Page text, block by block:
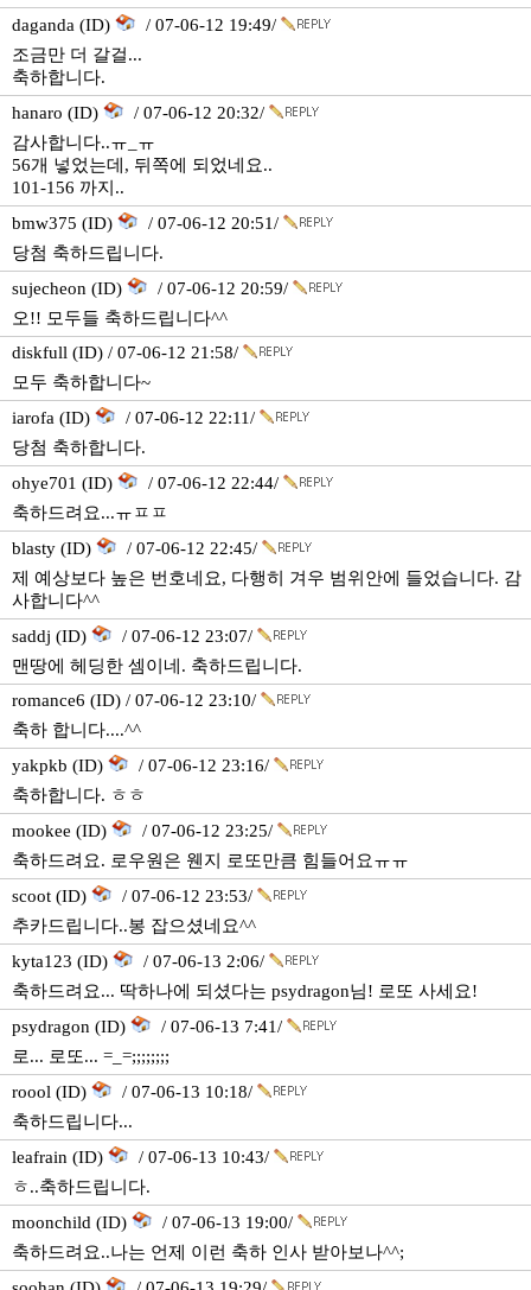
daganda (ID)
/ 07-06-12 19:49/
조금만 더 갈걸...
축하합니다.
hanaro (ID)
/ 07-06-12 20:32/
감사합니다..ㅠ_ㅠ
56개 넣었는데, 뒤쪽에 되었네요..
101-156 까지..
bmw375 (ID)
/ 07-06-12 20:51/
당첨 축하드립니다.
sujecheon (ID)
/ 07-06-12 20:59/
오!! 모두들 축하드립니다^^
diskfull (ID) / 07-06-12 21:58/
모두 축하합니다~
iarofa (ID)
/ 07-06-12 22:11/
당첨 축하합니다.
ohye701 (ID)
/ 07-06-12 22:44/
축하드려요...ㅠㅍㅍ
blasty (ID)
/ 07-06-12 22:45/
제 예상보다 높은 번호네요, 다행히 겨우 범위안에 들었습니다. 감
사합니다^^
saddj (ID)
/ 07-06-12 23:07/
맨땅에 헤딩한 셈이네. 축하드립니다.
romance6 (ID) / 07-06-12 23:10/
축하 합니다....^^
yakpkb (ID)
/ 07-06-12 23:16/
축하합니다. ㅎㅎ
mookee (ID)
/ 07-06-12 23:25/
축하드려요. 로우원은 웬지 로또만큼 힘들어요ㅠㅠ
scoot (ID)
/ 07-06-12 23:53/
추카드립니다..봉 잡으셨네요^^
kyta123 (ID)
/ 07-06-13 2:06/
축하드려요... 딱하나에 되셨다는 psydragon님! 로또 사세요!
psydragon (ID)
/ 07-06-13 7:41/
로... 로또... =_=;;;;;;;;
roool (ID)
/ 07-06-13 10:18/
축하드립니다...
leafrain (ID)
/ 07-06-13 10:43/
ㅎ..축하드립니다.
moonchild (ID)
/ 07-06-13 19:00/
축하드려요..나는 언제 이런 축하 인사 받아보나^^;